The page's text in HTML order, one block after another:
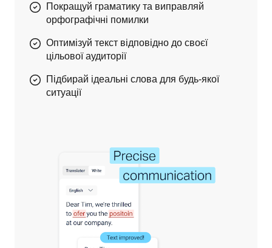
Покращуй граматику та виправляй
орфографічні помилки
Оптимізуй текст відповідно до своєї
цільової аудиторії
Підбирай ідеальні слова для будь-якої
ситуації